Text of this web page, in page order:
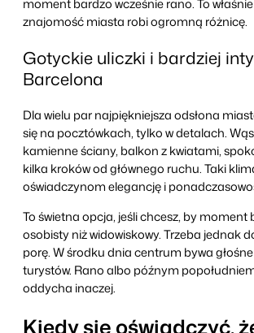
moment bardzo wcześnie rano. To
znajomość miasta robi ogromną różnicę.
Gotyckie uliczki i bardziej
Barcelona
Dla wielu par najpiękniejsza odsłona
się na pocztówkach, tylko w detalach.
kamienne ściany, balkon z kwiatami,
kilka kroków od głównego ruchu. Taki
oświadczynom elegancję i
To świetna opcja, jeśli chcesz, by moment
osobisty niż widowiskowy. Trzeba jednak
porę. W środku dnia centrum bywa głośne
turystów. Rano albo późnym
oddycha inaczej.
Kiedy się oświadczyć,